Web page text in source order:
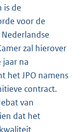
is de
voor de
zal hierover
na
het JPO namens
contract.
van
dat het